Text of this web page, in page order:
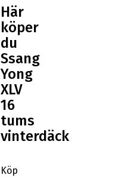
köper
du
Ssang
Yong
XLV
16
tums
vinterdäck
dina